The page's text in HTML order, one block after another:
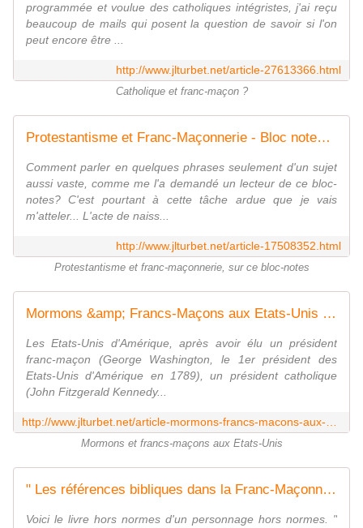
programmée et voulue des catholiques intégristes, j'ai reçu
beaucoup de mails qui posent la question de savoir si l'on
peut encore être ...
http://www.jlturbet.net/article-27613366.html
Catholique et franc-maçon ?
Protestantisme et Franc-Maçonnerie - Bloc notes de Jean-Laurent, sur la Franc-Maçonnerie et les Spiritualités.
Comment parler en quelques phrases seulement d'un sujet
aussi vaste, comme me l'a demandé un lecteur de ce bloc-
notes? C'est pourtant à cette tâche ardue que je vais
m'atteler... L'acte de naiss...
http://www.jlturbet.net/article-17508352.html
Protestantisme et franc-maçonnerie, sur ce bloc-notes
Mormons &amp; Francs-Maçons aux Etats-Unis d'Amérique. - Bloc notes de Jean-Laurent, sur la Franc-Maçonnerie et les Spiritualités.
Les Etats-Unis d'Amérique, après avoir élu un président
franc-maçon (George Washington, le 1er président des
Etats-Unis d'Amérique en 1789), un président catholique
(John Fitzgerald Kennedy...
Mormons et francs-maçons aux Etats-Unis
" Les références bibliques dans la Franc-Maçonnerie ", de Jean Solis. - Bloc notes de Jean-Laurent, sur la Franc-Maçonnerie et les Spiritualités.
Voici le livre hors normes d'un personnage hors normes. "